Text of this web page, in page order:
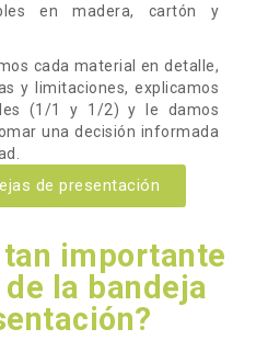
en madera, cartón y
cada material en detalle,
y limitaciones, explicamos
(1/1 y 1/2) y le damos
una decisión informada
de presentación
importante
de la bandeja